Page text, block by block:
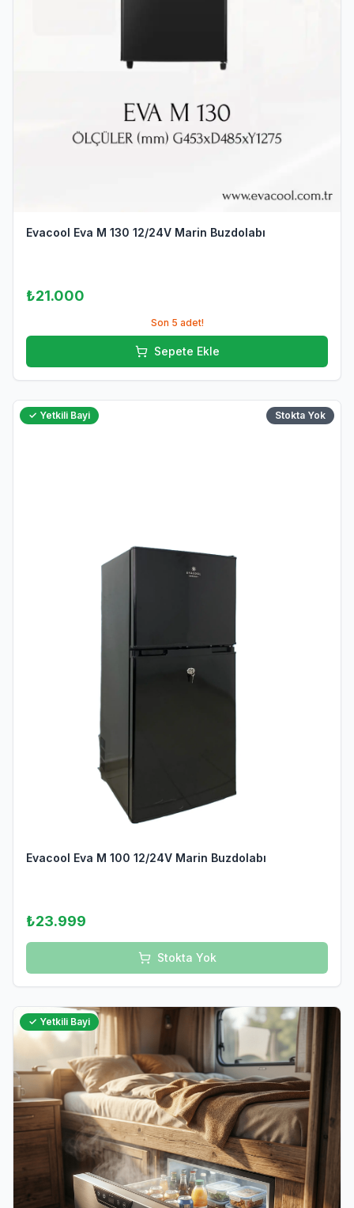
Evacool Eva M 130 12/24V Marin Buzdolabı
₺21.000
Son 5 adet!
Sepete Ekle
✓ Yetkili Bayi Stokta Yok
Evacool Eva M 100 12/24V Marin Buzdolabı
₺23.999
Stokta Yok
✓ Yetkili Bayi